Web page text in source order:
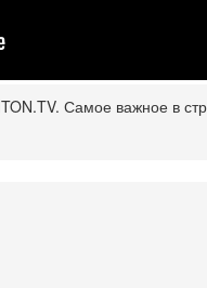
Самое важное в